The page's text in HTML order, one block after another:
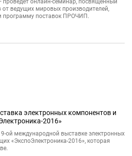
проведет онлайн-семинар, посвященный
ведущих мировых производителей,
программу поставок ПРОЧИП.
электронных компонентов и
2016»
ой международной выставке электронных
«ЭкспоЭлектроника-2016», которая